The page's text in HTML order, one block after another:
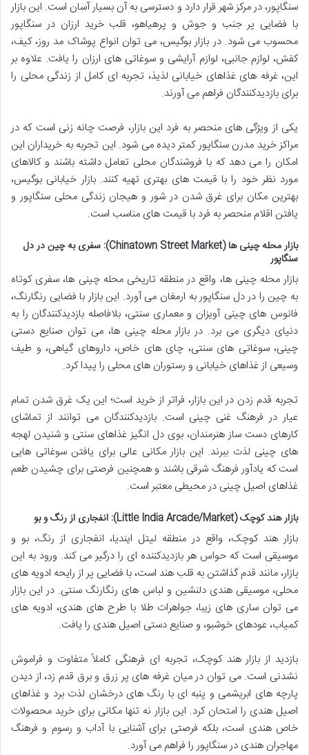
سنگاپور، در مرکز شهر قرار دارد و دسترسی به آن بسیار آسان است. این بازار
با فضایی پر جنب و جوش و پرهیاهو، قلب خرید ارزان در سنگاپور
محسوب می شود. در بازار بوگیس، می توان انواع پوشاک مد روز، کیف،
کفش، لوازم جانبی، لوازم آرایشی و سوغاتی های ارزان را یافت. علاوه بر
این، غرفه های غذاهای خیابانی لذیذ، تجربه ای کامل از زندگی محلی را
برای بازدیدکنندگان فراهم می آورند.
یکی از ویژگی های منحصر به فرد این بازار، فرصت چانه زنی است که در
مراکز خرید مدرن سنگاپور کمتر دیده می شود. این تجربه به خریداران این
امکان را می دهد که با فروشندگان محلی تعامل داشته باشند و کالاهای
مورد نظر خود را با قیمت های بهتری تهیه کنند. بازار خیابانی بوگیس،
بهترین مکان برای غرق شدن در شور و هیجان زندگی محلی سنگاپور و
یافتن اقلام منحصر به فرد با قیمت های مناسب است.
بازار محله چینی ها (Chinatown Street Market): سفری به چین در دل
سنگاپور
بازار محله چینی ها، واقع در منطقه تاریخی محله چینی ها، سفری کوتاه
به چین را در دل سنگاپور به ارمغان می آورد. این بازار با فضایی رنگارنگ،
فانوس های چینی آویزان و معماری سنتی، بلافاصله بازدیدکنندگان را به
دنیای دیگری می برد. در بازار محله چینی ها، می توان صنایع دستی
چینی، سوغاتی های سنتی، چای های خاص، داروهای گیاهی، و طیف
وسیعی از غذاهای خیابانی و رستوران های محلی را پیدا کرد.
تجربه قدم زدن در این بازار، فراتر از خرید است؛ این یک غرق شدن تمام
عیار در فرهنگ غنی چینی است. بازدیدکنندگان می توانند از تماشای
کارهای دست ساز هنرمندان، بوی دل انگیز غذاهای سنتی و شنیدن لهجه
های چینی لذت ببرند. این بازار مکانی عالی برای یافتن سوغاتی هایی
است که یادآور فرهنگ شرقی باشند و همچنین فرصتی برای چشیدن طعم
غذاهای اصیل چینی در محیطی معتبر است.
بازار هند کوچک (Little India Arcade/Market): انفجاری از رنگ و بو
بازار هند کوچک، واقع در منطقه لیتل ایندیا، انفجاری از رنگ، بو و
موسیقی است که حواس هر بازدیدکننده ای را درگیر می کند. ورود به این
بازار، مانند قدم گذاشتن به قلب هند است، با فضایی پر از رایحه ادویه های
محلی، موسیقی هندی دلنشین و لباس های رنگارنگ سنتی. در این بازار
می توان ساری های زیبا، جواهرات طلا با طرح های هندی، ادویه های
کمیاب، عودهای خوشبو، و صنایع دستی اصیل هندی را یافت.
بازدید از بازار هند کوچک، تجربه ای فرهنگی کاملاً متفاوت و فراموش
نشدنی است. می توان در میان غرفه های پر زرق و برق قدم زد، از دیدن
پارچه های ابریشمی و پنبه ای با رنگ های درخشان لذت برد و غذاهای
اصیل هندی را امتحان کرد. این بازار نه تنها مکانی برای خرید محصولات
خاص هندی است، بلکه فرصتی برای آشنایی با آداب و رسوم و فرهنگ
مهاجران هندی در سنگاپور را فراهم می آورد.